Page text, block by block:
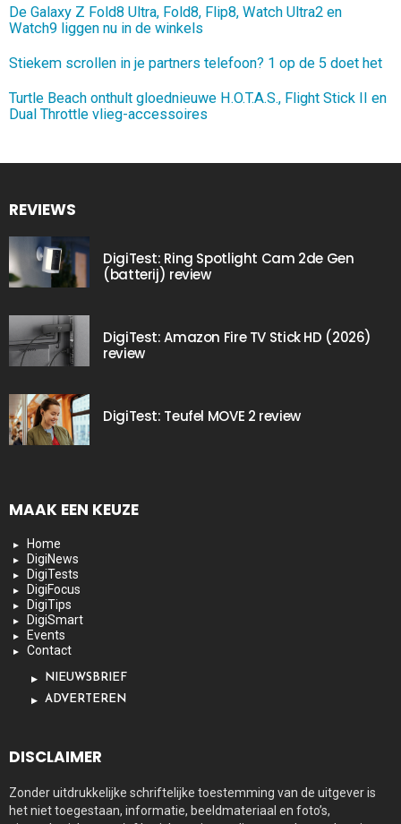
De Galaxy Z Fold8 Ultra, Fold8, Flip8, Watch Ultra2 en
Watch9 liggen nu in de winkels
Stiekem scrollen in je partners telefoon? 1 op de 5 doet het
Turtle Beach onthult gloednieuwe H.O.T.A.S., Flight Stick II en
Dual Throttle vlieg-accessoires
REVIEWS
DigiTest: Ring Spotlight Cam 2de Gen
(batterij) review
DigiTest: Amazon Fire TV Stick HD (2026)
review
DigiTest: Teufel MOVE 2 review
MAAK EEN KEUZE
Home
DigiNews
DigiTests
DigiFocus
DigiTips
DigiSmart
Events
Contact
NIEUWSBRIEF
ADVERTEREN
DISCLAIMER
Zonder uitdrukkelijke schriftelijke toestemming van de uitgever is
het niet toegestaan, informatie, beeldmateriaal en foto’s,